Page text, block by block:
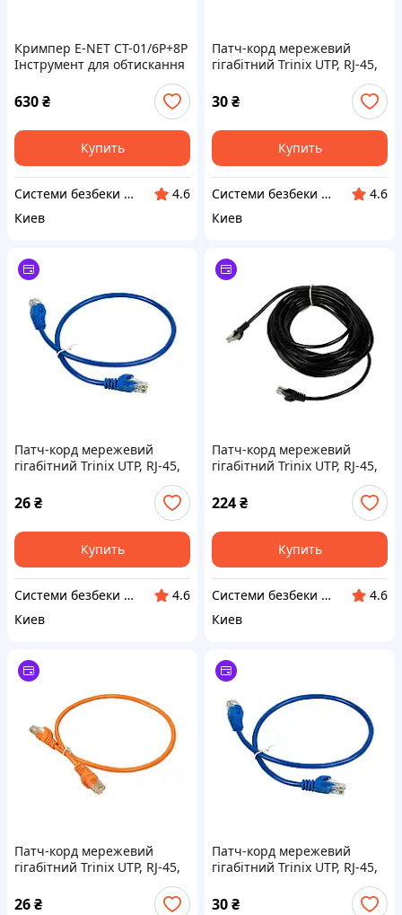
Кримпер E-NET CT-01/6P+8P
Інструмент для обтискання
конекторів RJ45 прохідного
типу (74-00116)
630₴
Купить
Системи безбеки Айгвард
4.6
Киев
Патч-корд мережевий
гігабітний Trinix UTP, RJ-45,
00617)
30₴
Купить
Системи безбеки Айгвард
4.6
Киев
Патч-корд мережевий
гігабітний Trinix UTP, RJ-45,
26₴
Купить
Системи безбеки Айгвард
4.6
Киев
Патч-корд мережевий
гігабітний Trinix UTP, RJ-45,
CAT.5 20m Black (73-00644)
224₴
Купить
Системи безбеки Айгвард
4.6
Киев
Патч-корд мережевий
гігабітний Trinix UTP, RJ-45,
CAT.5 1m Orange (73-00613)
26₴
Патч-корд мережевий
гігабітний Trinix UTP, RJ-45,
CAT.5 1.5m Blue (73-00615)
30₴